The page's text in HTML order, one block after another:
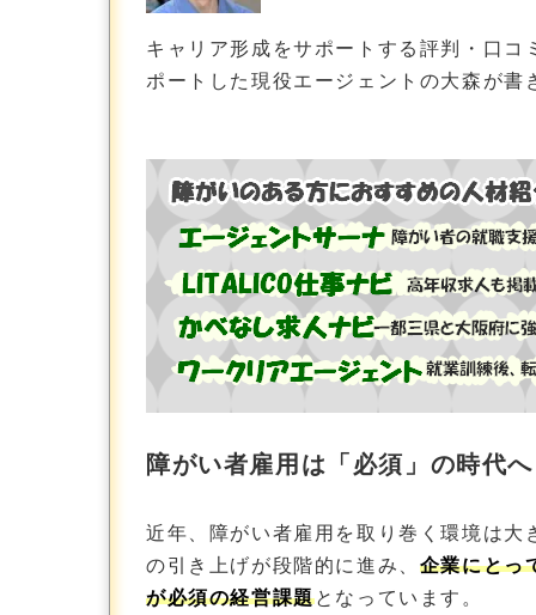
キャリア形成をサポートする評判・口
ポートした現役エージェントの大森が書
障がい者雇用は「必須」の時代へ
近年、障がい者雇用を取り巻く環境は
の引き上げが段階的に進み、 企業にとっ
が必須の経営課題となっています。